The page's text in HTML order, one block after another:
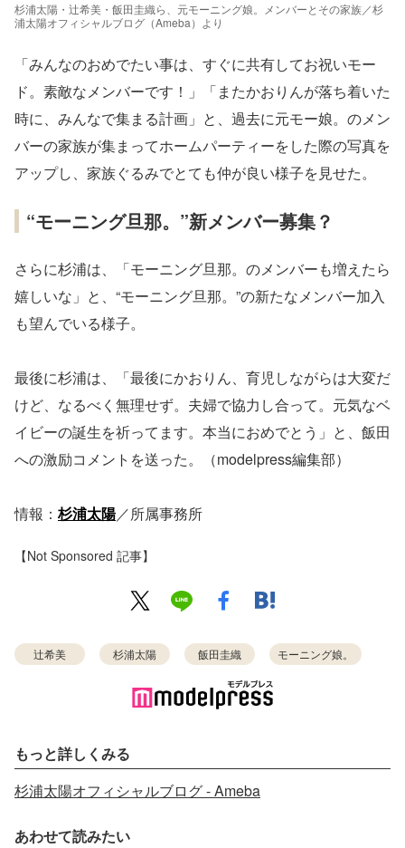
杉浦太陽・辻希美・飯田圭織ら、元モーニング娘。メンバーとその家族／杉
浦太陽オフィシャルブログ（Ameba）より
「みんなのおめでたい事は、すぐに共有してお祝いモー
ド。素敵なメンバーです！」「またかおりんが落ち着いた
時に、みんなで集まる計画」と、過去に元モー娘。のメン
バーの家族が集まってホームパーティーをした際の写真を
アップし、家族ぐるみでとても仲が良い様子を見せた。
“モーニング旦那。”新メンバー募集？
さらに杉浦は、「モーニング旦那。のメンバーも増えたら
嬉しいな」と、“モーニング旦那。”の新たなメンバー加入
も望んでいる様子。
最後に杉浦は、「最後にかおりん、育児しながらは大変だ
けど、なるべく無理せず。夫婦で協力し合って。元気なベ
イビーの誕生を祈ってます。本当におめでとう」と、飯田
への激励コメントを送った。（modelpress編集部）
情報： 杉浦太陽／所属事務所
【Not Sponsored 記事】
辻希美 杉浦太陽 飯田圭織 モーニング娘。
もっと詳しくみる
杉浦太陽オフィシャルブログ - Ameba
あわせて読みたい